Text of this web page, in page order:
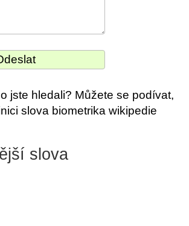
jste hledali? Můžete se podívat,
slova biometrika wikipedie
slova